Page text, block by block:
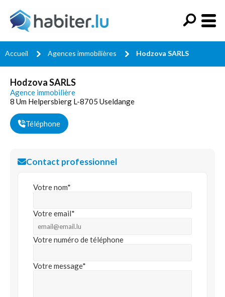
Accueil Agences immobilières Hodzova SARLS
Hodzova SARLS
Agence immobilière
8 Um Helpersbierg L-8705 Useldange
Téléphone
Contact professionnel
Votre nom*
Votre email*
Votre numéro de téléphone
Votre message*